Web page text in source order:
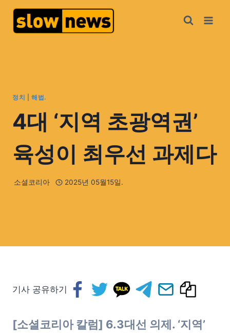
정치 해법.
4대 ‘지역 초광역권’
육성이 최우선 과제다
소셜코리아 2025년 05월15일.
기사 공유하기
[소셜코리아 칼럼] 6.3대선 의제. ‘지역’